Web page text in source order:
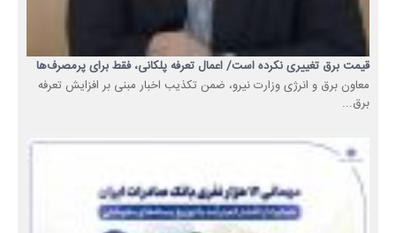
قیمت برق تغییری نکرده است/ اعمال تعرفه پلکانی، فقط برای پرمصرف‌ها
معاون برق و انرژی وزارت نیرو، ضمن تکذیب اخبار مبنی بر افزایش تعرفه
برق...